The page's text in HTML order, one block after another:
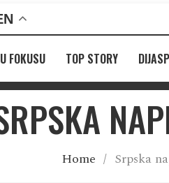
U FOKUSU TOP STORY
Home / Srpska